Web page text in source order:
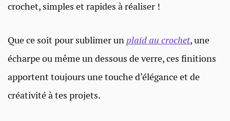
crochet, simples et rapides à réaliser !
Que ce soit pour sublimer un plaid au crochet, une
écharpe ou même un dessous de verre, ces finitions
apportent toujours une touche d’élégance et de
créativité à tes projets.